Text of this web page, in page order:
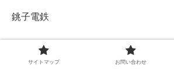
銚子電鉄
長崎電気軌道
サイトマップ お問い合わせ